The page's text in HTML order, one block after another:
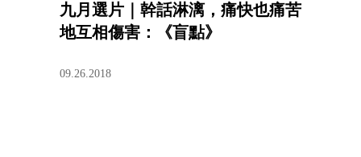
九月選片｜幹話淋漓，痛快也痛苦
地互相傷害：《盲點》
09.26.2018